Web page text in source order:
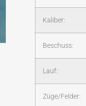
Kaliber:
Beschuss:
Lauf:
Züge/Felder: